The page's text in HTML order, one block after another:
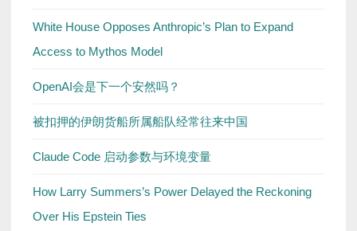
White House Opposes Anthropic’s Plan to Expand
Access to Mythos Model
OpenAI会是下一个安然吗？
被扣押的伊朗货船所属船队经常往来中国
Claude Code 启动参数与环境变量
How Larry Summers’s Power Delayed the Reckoning
Over His Epstein Ties